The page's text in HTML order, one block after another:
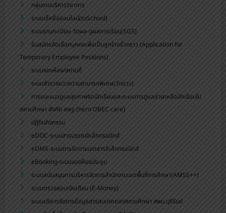
กลุ่มงานบริหารวิชาการ
ระบบเช็คชื่อออนไลน์(toSchool)
ระบบงานทะเบียน-วัดผล-ดูผลการเรียน(SGS)
รับสมัครคัดเลือกบุคคลเพื่อเป็นลูกจ้างชั่วคราว (Application for
Temporary Employee Positions)
ระบบจองห้อง/สถานที่
ระบบสำรวจแววความสามารถพิเศษ(วัดแวว)
การแนะแนวดูแลสุขภาพจิตนักเรียนและระบบการดูแลช่วยเหลือนักเรียนใน
สถานศึกษา สังกัด สพฐ.(hero OBEC care)
ปฏิทินกิจกรรม
eDOC-ระบบสารบรรณอิเล็กทรอนิกส์
eDMS-ระบบการจัดการเอกสารอิเล็กทรอนิกส์
eBooking-ระบบจองห้องประชุม
ระบบสนับสนุนการบริหารจัดการสำนักงานเขตพื้นที่การศึกษา(AMSS++)
ระบบตรวจสอบเงินเดือน (E-Money)
ระบบบริหารจัดการข้อมูลสารสนเทศของสถานศึกษา สพม.บุรีรัมย์